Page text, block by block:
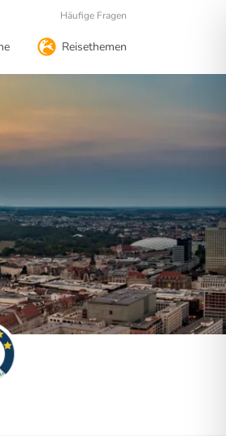
Reisethemen
Häufige Fragen